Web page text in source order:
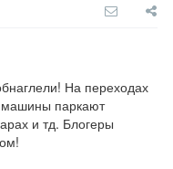
На переходах
машины паркают
и тд. Блогеры